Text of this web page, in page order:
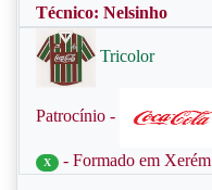
Técnico: Nelsinho
Tricolor
Patrocínio -
X - Formado em Xerém